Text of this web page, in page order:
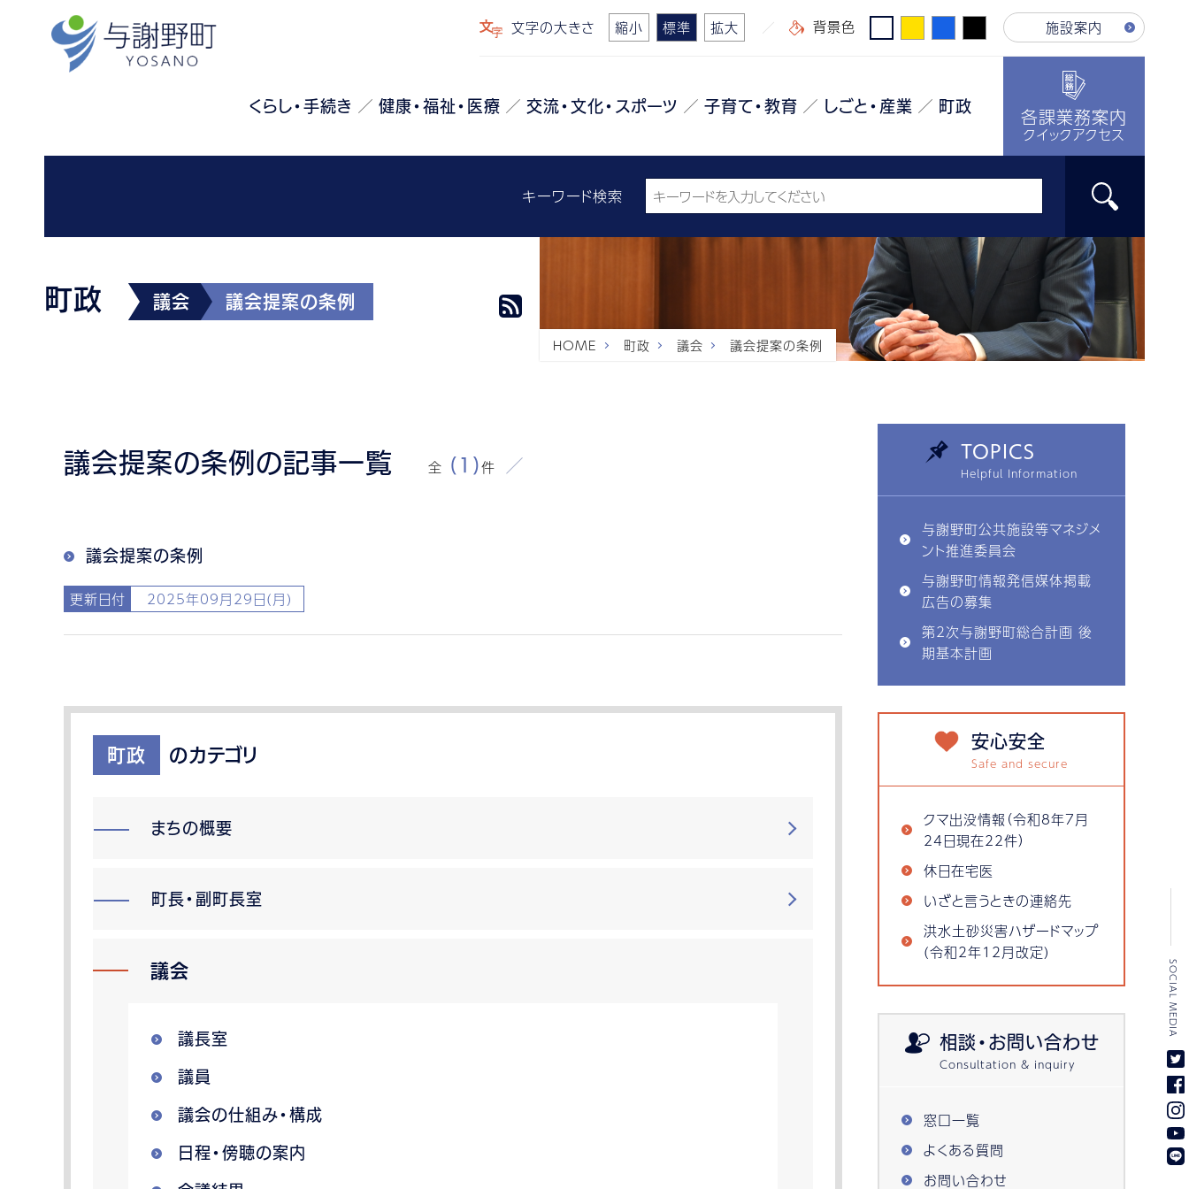
文字の大きさ 縮小 標準 拡大 背景色 施設案内
くらし・手続き 健康・福祉・医療 交流・文化・スポーツ 子育て・教育 しごと・産業 町政 各課業務案内
クイックアクセス
キーワード検索
町政 議会 議会提案の条例
HOME 町政 議会 議会提案の条例
議会提案の条例の記事一覧 全 (1)件
議会提案の条例
更新日付 2025年09月29日(月)
町政 のカテゴリ
まちの概要
町長・副町長室
議会
議長室
議員
議会の仕組み・構成
日程・傍聴の案内
TOPICS
与謝野町公共施設等マネジメ
ント推進委員会
与謝野町情報発信媒体掲載
広告の募集
第2次与謝野町総合計画 後
期基本計画
安心安全
クマ出没情報（令和8年7月
24日現在22件）
休日在宅医
いざと言うときの連絡先
洪水土砂災害ハザードマップ
(令和2年12月改定)
相談・お問い合わせ
窓口一覧
よくある質問
お問い合わせ
SOCIAL MEDIA